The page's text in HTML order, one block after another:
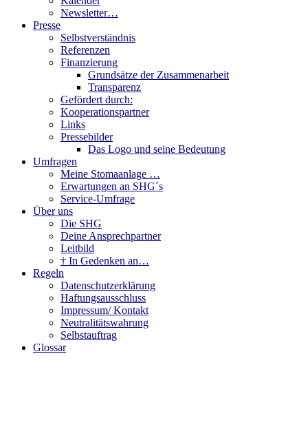
Newsletter…
Presse
Selbstverständnis
Referenzen
Finanzierung
Grundsätze der Zusammenarbeit
Transparenz
Gefördert durch:
Kooperationspartner
Links
Pressebilder
Das Logo und seine Bedeutung
Umfragen
Meine Stomaanlage …
Erwartungen an SHG´s
Service-Umfrage
Über uns
Die SHG
Deine Ansprechpartner
Leitbild
† In Gedenken an…
Regeln
Datenschutzerklärung
Haftungsausschluss
Impressum/ Kontakt
Neutralitätswahrung
Selbstauftrag
Glossar